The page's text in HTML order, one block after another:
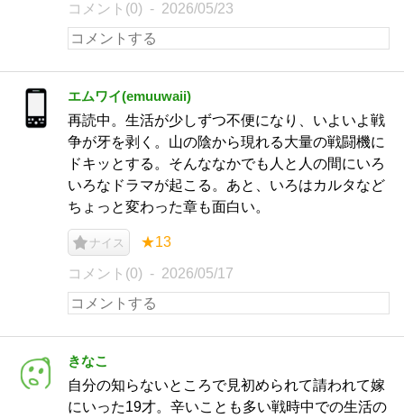
コメント(0) 2026/05/23
エムワイ(emuuwaii)
再読中。生活が少しずつ不便になり、いよいよ戦
争が牙を剥く。山の陰から現れる大量の戦闘機に
ドキッとする。そんななかでも人と人の間にいろ
いろなドラマが起こる。あと、いろはカルタなど
ちょっと変わった章も面白い。
ナイス ★13
コメント(0) 2026/05/17
きなこ
自分の知らないところで見初められて請われて嫁
にいった19才。辛いことも多い戦時中での生活の